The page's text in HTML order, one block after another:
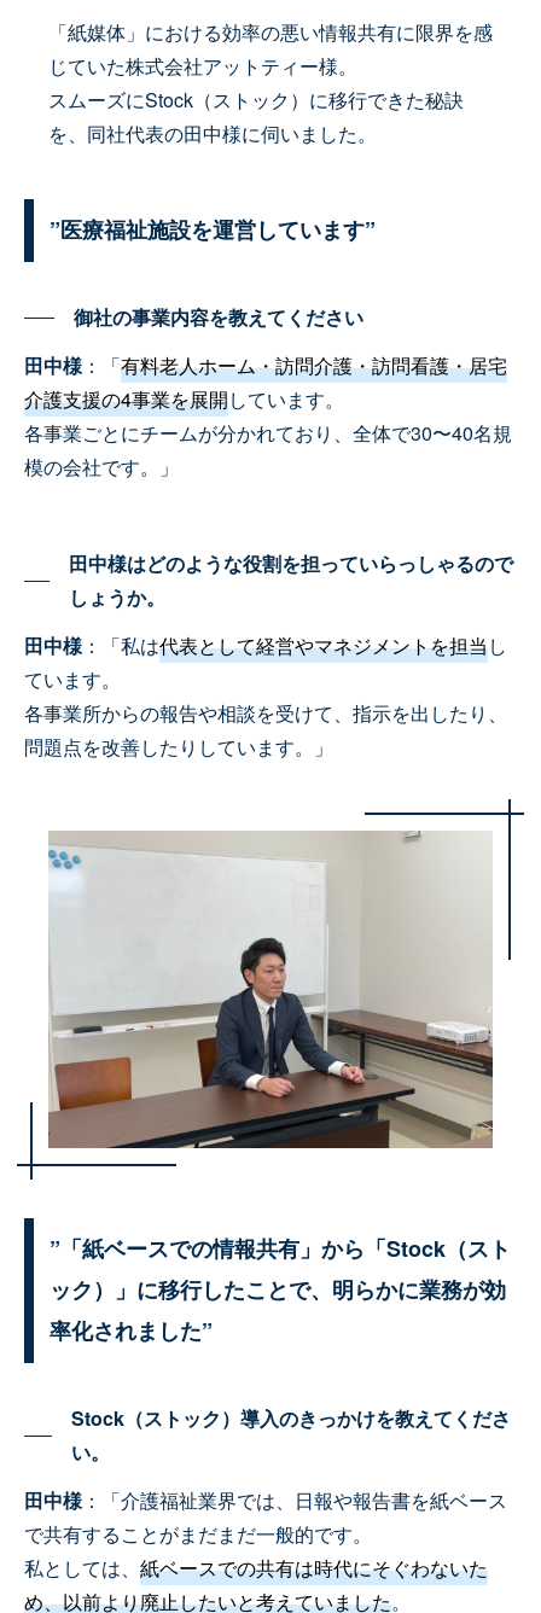
「紙媒体」における効率の悪い情報共有に限界を感
じていた株式会社アットティー様。
スムーズにStock（ストック）に移行できた秘訣
を、同社代表の田中様に伺いました。
”医療福祉施設を運営しています”
御社の事業内容を教えてください
田中様：「有料老人ホーム・訪問介護・訪問看護・居宅
介護支援の4事業を展開しています。
各事業ごとにチームが分かれており、全体で30〜40名規
模の会社です。」
田中様はどのような役割を担っていらっしゃるので
しょうか。
田中様：「私は代表として経営やマネジメントを担当し
ています。
各事業所からの報告や相談を受けて、指示を出したり、
問題点を改善したりしています。」
”「紙ベースでの情報共有」から「Stock（スト
ック）」に移行したことで、明らかに業務が効
率化されました”
Stock（ストック）導入のきっかけを教えてくださ
い。
田中様：「介護福祉業界では、日報や報告書を紙ベース
で共有することがまだまだ一般的です。
私としては、 紙ベースでの共有は時代にそぐわないた
め、以前より廃止したいと考えていました。